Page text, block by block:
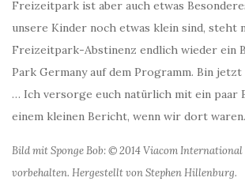
Freizeitpark ist aber auch etwas
unsere Kinder noch etwas klein sind, steht
Freizeitpark-Abstinenz endlich wieder ein
Park Germany auf dem Programm. Bin
… Ich versorge euch natürlich mit ein paar
einem kleinen Bericht, wenn wir dort waren.
Bild mit Sponge Bob: © 2014 Viacom International
vorbehalten. Hergestellt von Stephen Hillenburg.